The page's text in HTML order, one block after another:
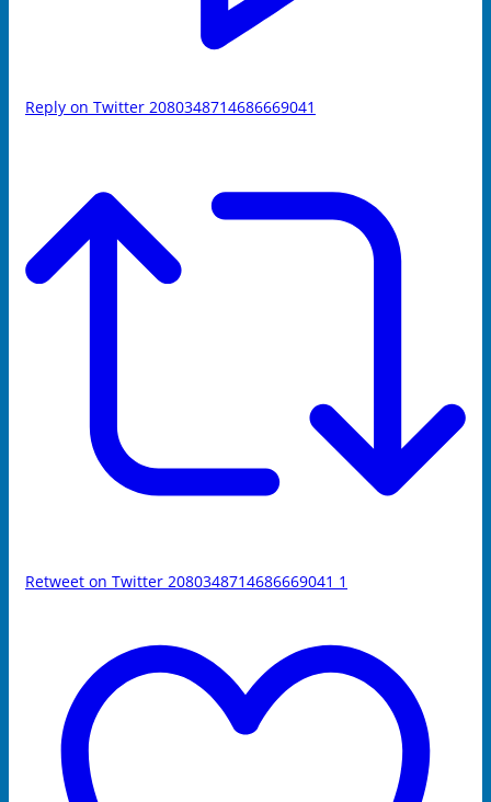
Reply on Twitter 2080348714686669041
Retweet on Twitter 2080348714686669041 1